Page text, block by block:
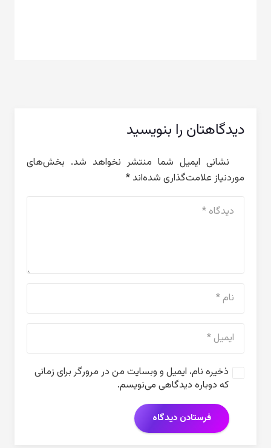
دیدگاهتان را بنویسید
نشانی ایمیل شما منتشر نخواهد شد. بخش‌های
موردنیاز علامت‌گذاری شده‌اند *
ذخیره نام، ایمیل و وبسایت من در مرورگر برای زمانی
که دوباره دیدگاهی می‌نویسم.
فرستادن دیدگاه